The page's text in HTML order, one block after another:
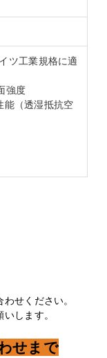
ツ工業規格に適
強度
（透湿抵抗空
せください。
します。
せまで